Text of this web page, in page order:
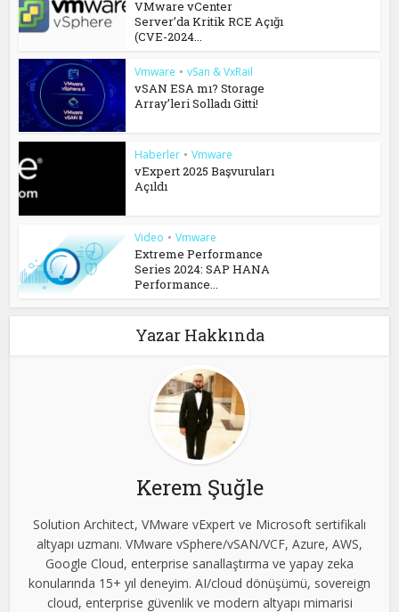
VMware vCenter
Server’da Kritik RCE Açığı
(CVE-2024...
Vmware • vSan & VxRail
vSAN ESA mı? Storage
Array’leri Solladı Gitti!
Haberler • Vmware
vExpert 2025 Başvuruları
Açıldı
Video • Vmware
Extreme Performance
Series 2024: SAP HANA
Performance...
Yazar Hakkında
Kerem Şuğle
Solution Architect, VMware vExpert ve Microsoft sertifikalı
altyapı uzmanı. VMware vSphere/vSAN/VCF, Azure, AWS,
Google Cloud, enterprise sanallaştırma ve yapay zeka
konularında 15+ yıl deneyim. AI/cloud dönüşümü, sovereign
cloud, enterprise güvenlik ve modern altyapı mimarisi